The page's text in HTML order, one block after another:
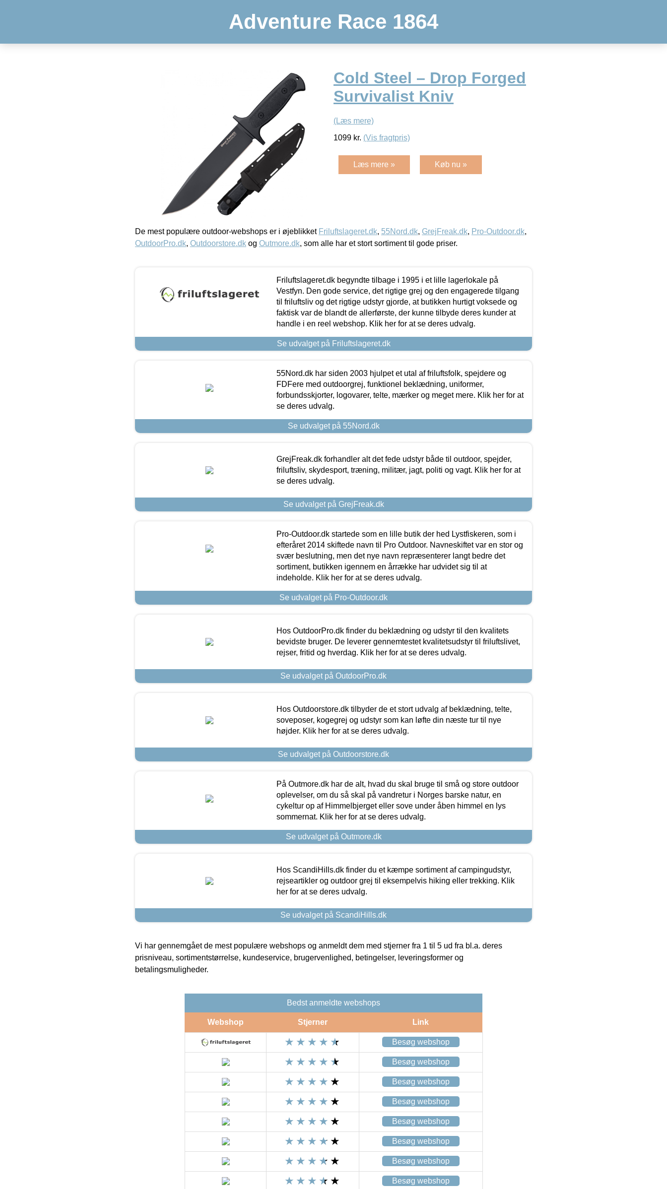
Adventure Race 1864
Cold Steel – Drop Forged
Survivalist Kniv
(Læs mere)
1099 kr. (Vis fragtpris)
Læs mere » Køb nu »
De mest populære outdoor-webshops er i øjeblikket Friluftslageret.dk, 55Nord.dk, GrejFreak.dk, Pro-Outdoor.dk,
OutdoorPro.dk, Outdoorstore.dk og Outmore.dk, som alle har et stort sortiment til gode priser.
Friluftslageret.dk begyndte tilbage i 1995 i et lille lagerlokale på
Vestfyn. Den gode service, det rigtige grej og den engagerede tilgang
til friluftsliv og det rigtige udstyr gjorde, at butikken hurtigt voksede og
faktisk var de blandt de allerførste, der kunne tilbyde deres kunder at
handle i en reel webshop. Klik her for at se deres udvalg.
Se udvalget på Friluftslageret.dk
55Nord.dk har siden 2003 hjulpet et utal af friluftsfolk, spejdere og
FDFere med outdoorgrej, funktionel beklædning, uniformer,
forbundsskjorter, logovarer, telte, mærker og meget mere. Klik her for at
se deres udvalg.
Se udvalget på 55Nord.dk
GrejFreak.dk forhandler alt det fede udstyr både til outdoor, spejder,
friluftsliv, skydesport, træning, militær, jagt, politi og vagt. Klik her for at
se deres udvalg.
Se udvalget på GrejFreak.dk
Pro-Outdoor.dk startede som en lille butik der hed Lystfiskeren, som i
efteråret 2014 skiftede navn til Pro Outdoor. Navneskiftet var en stor og
svær beslutning, men det nye navn repræsenterer langt bedre det
sortiment, butikken igennem en årrække har udvidet sig til at
indeholde. Klik her for at se deres udvalg.
Se udvalget på Pro-Outdoor.dk
Hos OutdoorPro.dk finder du beklædning og udstyr til den kvalitets
bevidste bruger. De leverer gennemtestet kvalitetsudstyr til friluftslivet,
rejser, fritid og hverdag. Klik her for at se deres udvalg.
Se udvalget på OutdoorPro.dk
Hos Outdoorstore.dk tilbyder de et stort udvalg af beklædning, telte,
soveposer, kogegrej og udstyr som kan løfte din næste tur til nye
højder. Klik her for at se deres udvalg.
Se udvalget på Outdoorstore.dk
På Outmore.dk har de alt, hvad du skal bruge til små og store outdoor
oplevelser, om du så skal på vandretur i Norges barske natur, en
cykeltur op af Himmelbjerget eller sove under åben himmel en lys
sommernat. Klik her for at se deres udvalg.
Se udvalget på Outmore.dk
Hos ScandiHills.dk finder du et kæmpe sortiment af campingudstyr,
rejseartikler og outdoor grej til eksempelvis hiking eller trekking. Klik
her for at se deres udvalg.
Se udvalget på ScandiHills.dk
Vi har gennemgået de mest populære webshops og anmeldt dem med stjerner fra 1 til 5 ud fra bl.a. deres
prisniveau, sortimentstørrelse, kundeservice, brugervenlighed, betingelser, leveringsformer og
betalingsmuligheder.
Bedst anmeldte webshops
Webshop Stjerner Link
Besøg webshop
Besøg webshop
Besøg webshop
Besøg webshop
Besøg webshop
Besøg webshop
Besøg webshop
Besøg webshop